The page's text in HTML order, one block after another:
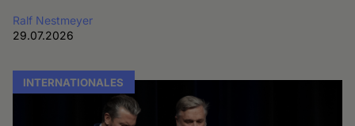
Ralf Nestmeyer
29.07.2026
INTERNATIONALES